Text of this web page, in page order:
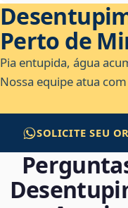
Perto de
Pia entupida, água
Nossa equipe atua
SOLICITE SEU